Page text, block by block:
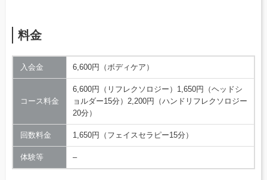
料金
入会金 6,600円（ボディケア）
コース料金
6,600円（リフレクソロジー）1,650円（ヘッドシ
ョルダー15分）2,200円（ハンドリフレクソロジー
20分）
回数料金 1,650円（フェイスセラピー15分）
体験等 –